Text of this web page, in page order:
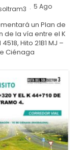
· 5 Ago
un Plan de
de la vía entre el K
Hito 21B1 MJ –
Ciénaga